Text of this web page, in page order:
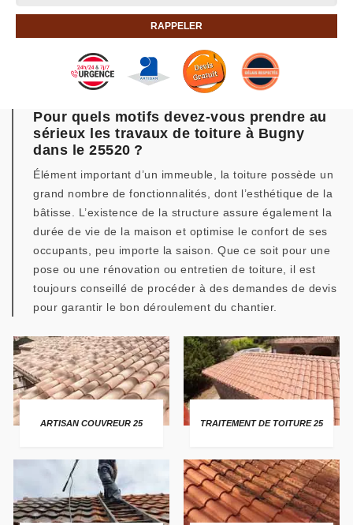
Pour quels motifs devez-vous prendre au
sérieux les travaux de toiture à Bugny
dans le 25520 ?
Élément important d’un immeuble, la toiture possède un
grand nombre de fonctionnalités, dont l’esthétique de la
bâtisse. L’existence de la structure assure également la
durée de vie de la maison et optimise le confort de ses
occupants, peu importe la saison. Que ce soit pour une
pose ou une rénovation ou entretien de toiture, il est
toujours conseillé de procéder à des demandes de devis
pour garantir le bon déroulement du chantier.
ARTISAN COUVREUR 25 TRAITEMENT DE TOITURE 25